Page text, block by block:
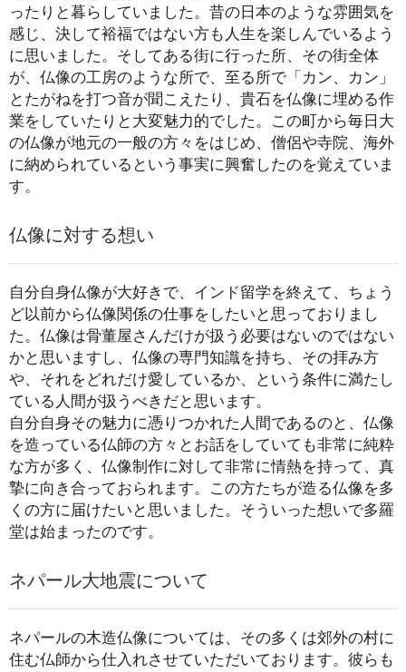
ったりと暮らしていました。昔の日本のような雰囲気を
感じ、決して裕福ではない方も人生を楽しんでいるよう
に思いました。そしてある街に行った所、その街全体
が、仏像の工房のような所で、至る所で「カン、カン」
とたがねを打つ音が聞こえたり、貴石を仏像に埋める作
業をしていたりと大変魅力的でした。この町から毎日大
の仏像が地元の一般の方々をはじめ、僧侶や寺院、海外
に納められているという事実に興奮したのを覚えていま
す。
仏像に対する想い
自分自身仏像が大好きで、インド留学を終えて、ちょう
ど以前から仏像関係の仕事をしたいと思っておりまし
た。仏像は骨董屋さんだけが扱う必要はないのではない
かと思いますし、仏像の専門知識を持ち、その拝み方
や、それをどれだけ愛しているか、という条件に満たし
ている人間が扱うべきだと思います。
自分自身その魅力に憑りつかれた人間であるのと、仏像
を造っている仏師の方々とお話をしていても非常に純粋
な方が多く、仏像制作に対して非常に情熱を持って、真
摯に向き合っておられます。この方たちが造る仏像を多
くの方に届けたいと思いました。そういった想いで多羅
堂は始まったのです。
ネパール大地震について
ネパールの木造仏像については、その多くは郊外の村に
住む仏師から仕入れさせていただいております。彼らも